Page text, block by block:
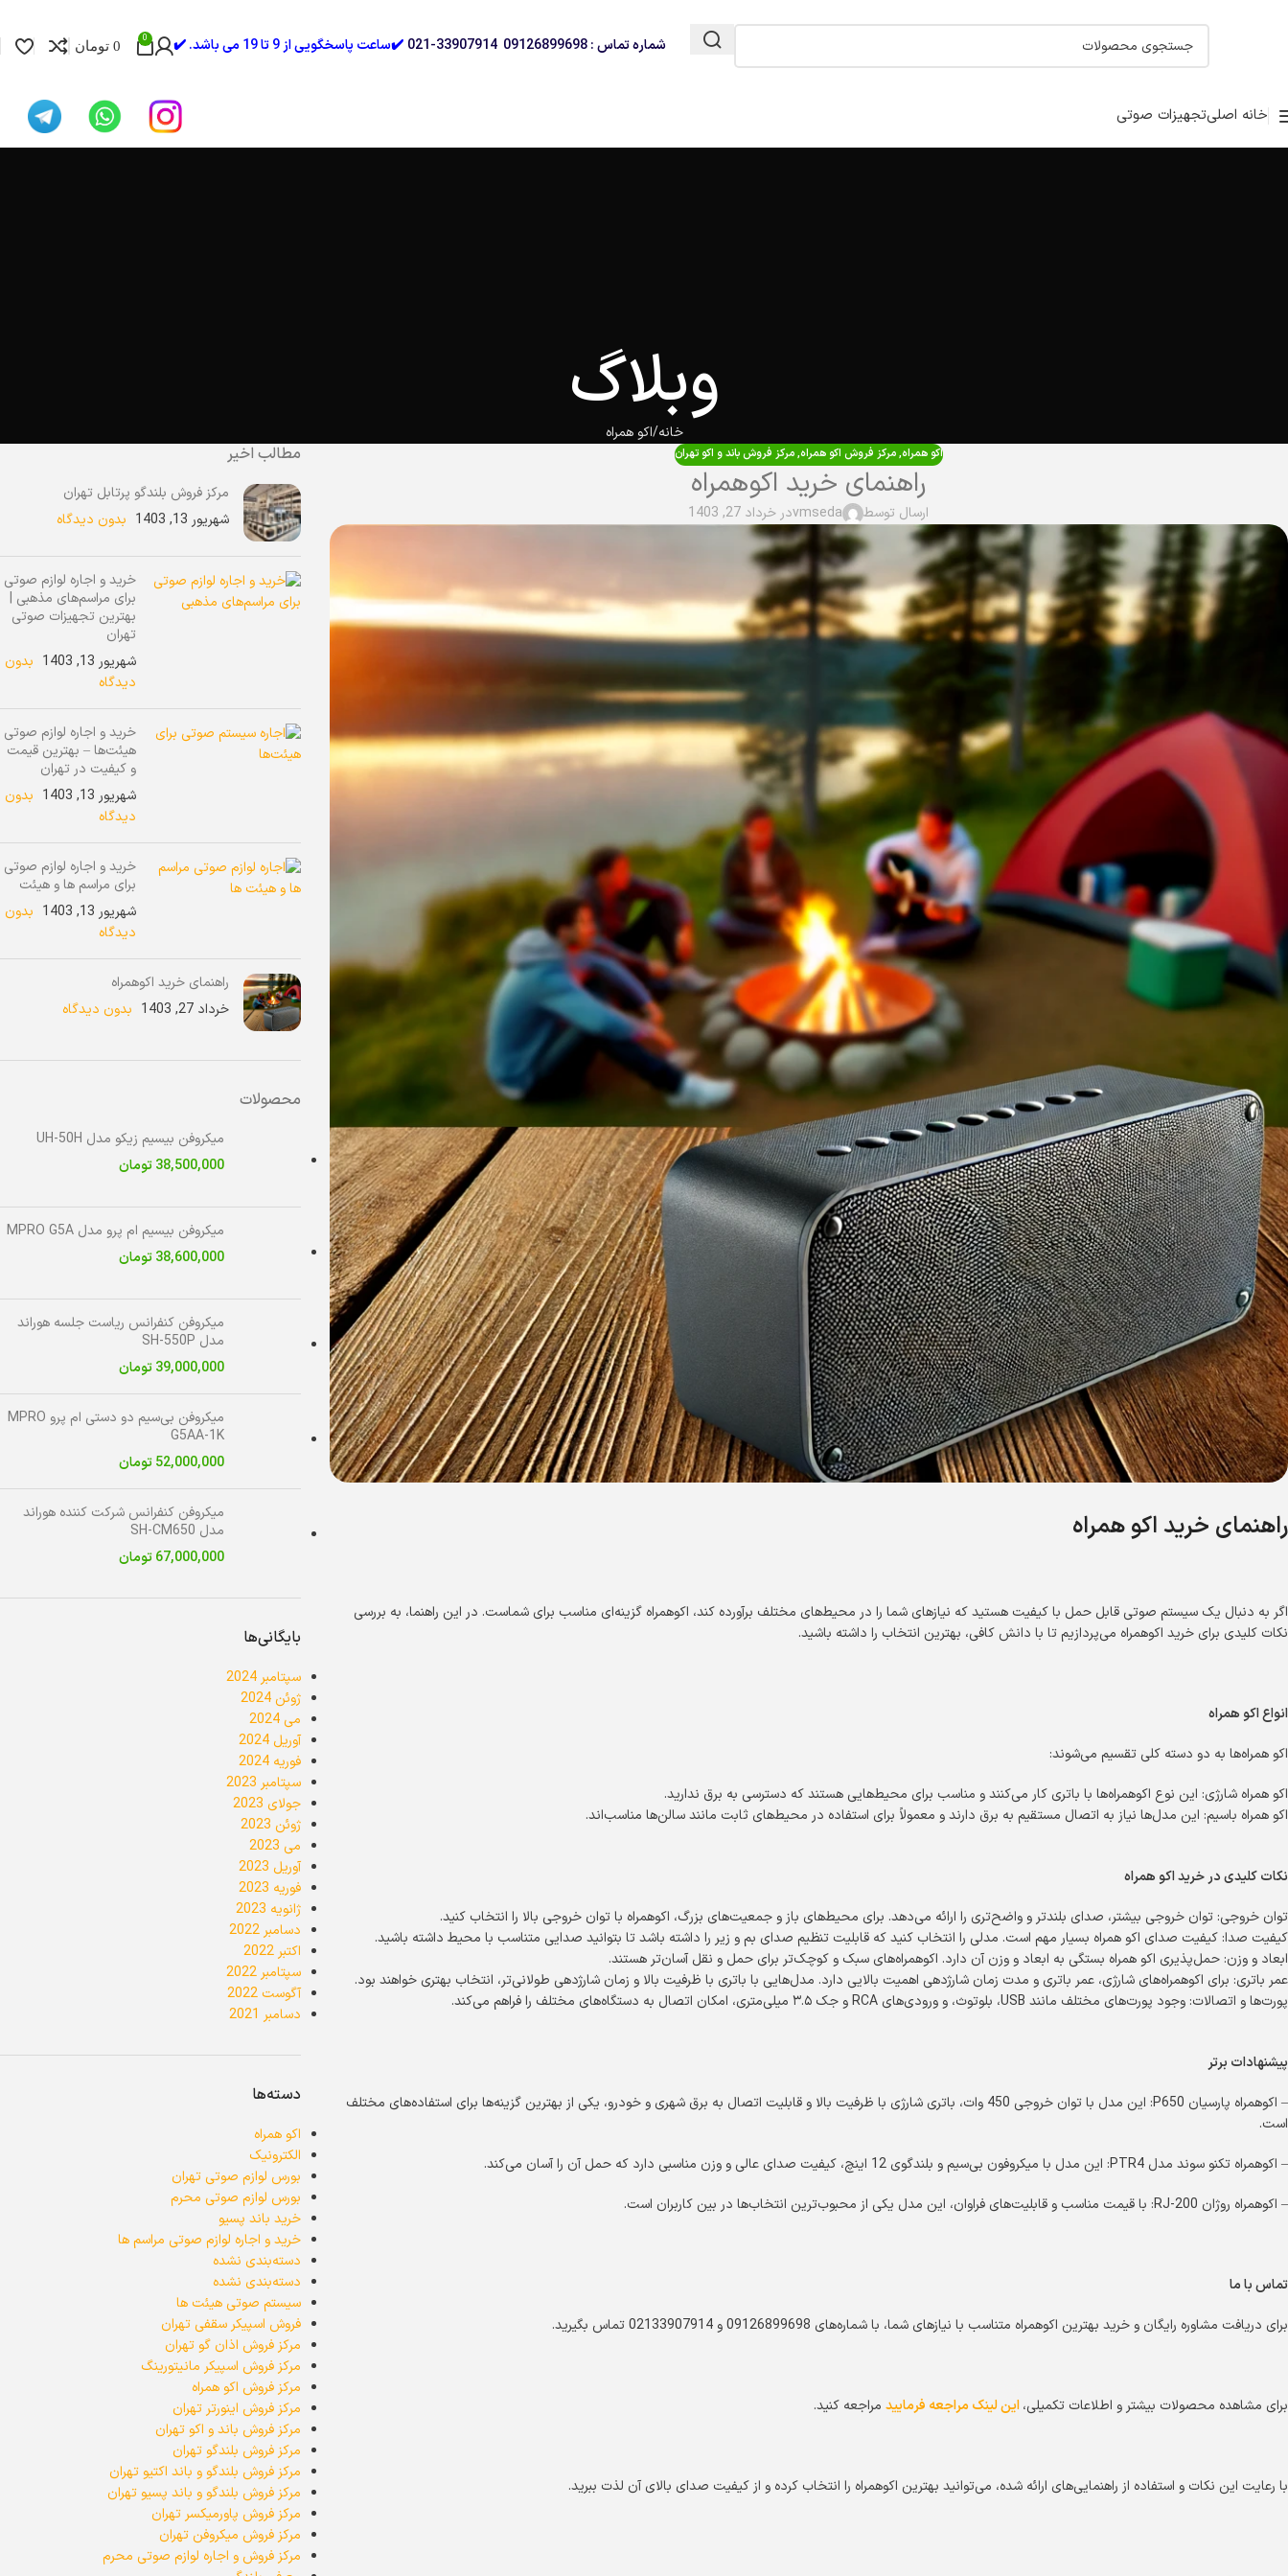
شماره تماس : 09126899698 33907914-021 ✔️ساعت پاسخگویی از 9 تا 19 می باشد. ✔️ 0
0 تومان
خانه اصلیتجهیزات صوتی
وبلاگ
خانه اکو همراه
اکو همراه,مرکز فروش اکو همراه,مرکز فروش باند و اکو تهران
راهنمای خرید اکوهمراه
ارسال توسط vmsedaدر خرداد 27, 1403
راهنمای خرید اکو همراه
اگر به دنبال یک سیستم صوتی قابل حمل با کیفیت هستید که نیازهای شما را در محیط‌های مختلف برآورده کند، اکوهمراه گزینه‌ای مناسب برای شماست. در این راهنما، به بررسی
نکات کلیدی برای خرید اکوهمراه می‌پردازیم تا با دانش کافی، بهترین انتخاب را داشته باشید.
انواع اکو همراه
اکو همراه‌ها به دو دسته کلی تقسیم می‌شوند:
اکو همراه شارژی: این نوع اکوهمراه‌ها با باتری کار می‌کنند و مناسب برای محیط‌هایی هستند که دسترسی به برق ندارید.
اکو همراه باسیم: این مدل‌ها نیاز به اتصال مستقیم به برق دارند و معمولاً برای استفاده در محیط‌های ثابت مانند سالن‌ها مناسب‌اند.
نکات کلیدی در خرید اکو همراه
توان خروجی: توان خروجی بیشتر، صدای بلندتر و واضح‌تری را ارائه می‌دهد. برای محیط‌های باز و جمعیت‌های بزرگ، اکوهمراه با توان خروجی بالا را انتخاب کنید.
کیفیت صدا: کیفیت صدای اکو همراه بسیار مهم است. مدلی را انتخاب کنید که قابلیت تنظیم صدای بم و زیر را داشته باشد تا بتوانید صدایی متناسب با محیط داشته باشید.
ابعاد و وزن: حمل‌پذیری اکو همراه بستگی به ابعاد و وزن آن دارد. اکوهمراه‌های سبک و کوچک‌تر برای حمل و نقل آسان‌تر هستند.
عمر باتری: برای اکوهمراه‌های شارژی، عمر باتری و مدت زمان شارژدهی اهمیت بالایی دارد. مدل‌هایی با باتری با ظرفیت بالا و زمان شارژدهی طولانی‌تر، انتخاب بهتری خواهند بود.
پورت‌ها و اتصالات: وجود پورت‌های مختلف مانند USB، بلوتوث، و ورودی‌های RCA و جک ۳.۵ میلی‌متری، امکان اتصال به دستگاه‌های مختلف را فراهم می‌کند.
پیشنهادات برتر
– اکوهمراه پارسیان P650: این مدل با توان خروجی 450 وات، باتری شارژی با ظرفیت بالا و قابلیت اتصال به برق شهری و خودرو، یکی از بهترین گزینه‌ها برای استفاده‌های مختلف
است.
– اکوهمراه تکنو سوند مدل PTR4: این مدل با میکروفون بی‌سیم و بلندگوی 12 اینچ، کیفیت صدای عالی و وزن مناسبی دارد که حمل آن را آسان می‌کند.
– اکوهمراه روژان RJ-200: با قیمت مناسب و قابلیت‌های فراوان، این مدل یکی از محبوب‌ترین انتخاب‌ها در بین کاربران است.
تماس با ما
برای دریافت مشاوره رایگان و خرید بهترین اکوهمراه متناسب با نیازهای شما، با شماره‌های 09126899698 و 02133907914 تماس بگیرید.
برای مشاهده محصولات بیشتر و اطلاعات تکمیلی،این لینک مراجعه فرمایید مراجعه کنید.
با رعایت این نکات و استفاده از راهنمایی‌های ارائه شده، می‌توانید بهترین اکوهمراه را انتخاب کرده و از کیفیت صدای بالای آن لذت ببرید.
مطالب اخیر
مرکز فروش بلندگو پرتابل تهران
شهریور 13, 1403
بدون دیدگاه
خرید و اجاره لوازم صوتی
برای مراسم‌های مذهبی |
بهترین تجهیزات صوتی
تهران
شهریور 13, 1403
بدون
دیدگاه
خرید و اجاره لوازم صوتی
هیئت‌ها – بهترین قیمت
و کیفیت در تهران
شهریور 13, 1403
بدون
دیدگاه
خرید و اجاره لوازم صوتی
برای مراسم ها و هیئت
شهریور 13, 1403
بدون
دیدگاه
راهنمای خرید اکوهمراه
خرداد 27, 1403
بدون دیدگاه
محصولات
میکروفن بیسیم زیکو مدل UH-50H
38,500,000 تومان
میکروفن بیسیم ام پرو مدل MPRO G5A
38,600,000 تومان
میکروفن کنفرانس ریاست جلسه هوراند
مدل SH-550P
39,000,000 تومان
میکروفن بی‌سیم دو دستی ام پرو MPRO
G5AA-1K
52,000,000 تومان
میکروفن کنفرانس شرکت کننده هوراند
مدل SH-CM650
67,000,000 تومان
بایگانی‌ها
سپتامبر 2024
ژوئن 2024
می 2024
آوریل 2024
فوریه 2024
سپتامبر 2023
جولای 2023
ژوئن 2023
می 2023
آوریل 2023
فوریه 2023
ژانویه 2023
دسامبر 2022
اکتبر 2022
سپتامبر 2022
آگوست 2022
دسامبر 2021
دسته‌ها
اکو همراه
الکترونیک
بورس لوازم صوتی تهران
بورس لوازم صوتی محرم
خرید باند پسیو
خرید و اجاره لوازم صوتی مراسم ها
دسته‌بندی نشده
دسته‌بندی نشده
سیستم صوتی هیئت ها
فروش اسپیکر سقفی تهران
مرکز فروش اذان گو تهران
مرکز فروش اسپیکر مانیتورینگ
مرکز فروش اکو همراه
مرکز فروش اینورتر تهران
مرکز فروش باند و اکو تهران
مرکز فروش بلندگو تهران
مرکز فروش بلندگو و باند اکتیو تهران
مرکز فروش بلندگو و باند پسیو تهران
مرکز فروش پاورمیکسر تهران
مرکز فروش میکروفن تهران
مرکز فروش و اجاره لوازم صوتی محرم